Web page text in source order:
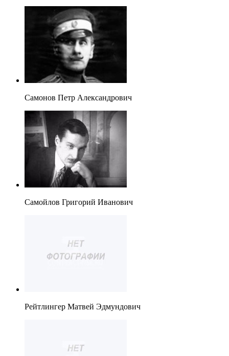
Самонов Петр Александрович
Самойлов Григорий Иванович
Рейтлингер Матвей Эдмундович